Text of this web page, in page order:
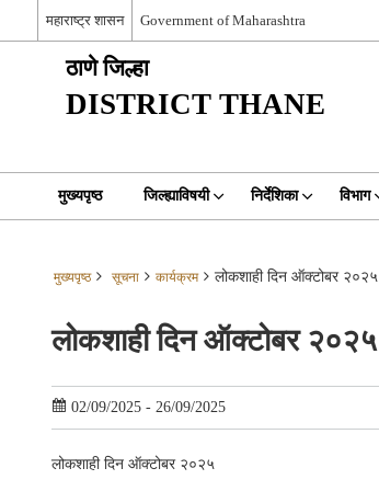
महाराष्ट्र शासन Government of Maharashtra
ठाणे जिल्हा
DISTRICT THANE
मुख्यपृष्ठ जिल्ह्याविषयी निर्देशिका विभाग
मुख्यपृष्ठ सूचना कार्यक्रम लोकशाही दिन ऑक्टोबर २०२५
लोकशाही दिन ऑक्टोबर २०२५
02/09/2025 - 26/09/2025
लोकशाही दिन ऑक्टोबर २०२५